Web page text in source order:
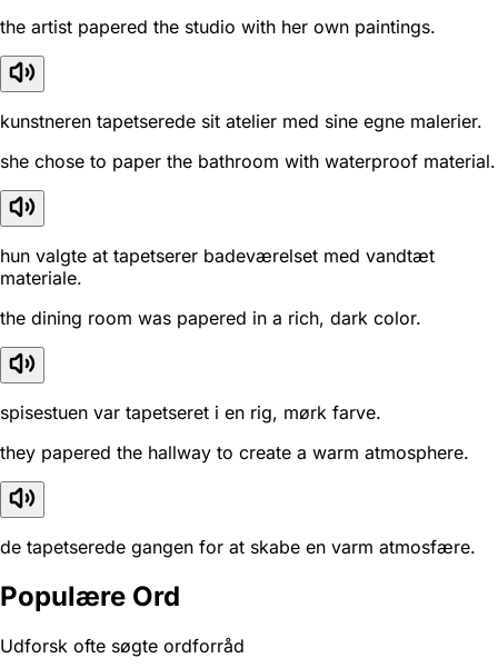
the artist papered the studio with her own paintings.
kunstneren tapetserede sit atelier med sine egne malerier.
she chose to paper the bathroom with waterproof material.
hun valgte at tapetserer badeværelset med vandtæt
materiale.
the dining room was papered in a rich, dark color.
spisestuen var tapetseret i en rig, mørk farve.
they papered the hallway to create a warm atmosphere.
de tapetserede gangen for at skabe en varm atmosfære.
Populære Ord
Udforsk ofte søgte ordforråd